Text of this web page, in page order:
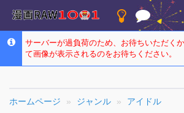
サーバーが過負荷のため、お待ちいただく
て画像が表示されるのをお待ちください。
ホームページ ジャンル アイドル